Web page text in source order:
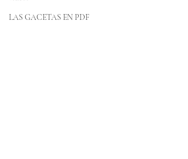
LAS GACETAS EN PDF